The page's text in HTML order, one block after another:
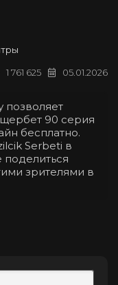
05.01.2026
1 761 625
позволяет
90 серия
бесплатно.
Serbeti в
зрителями в